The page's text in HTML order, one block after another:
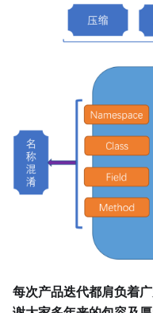
每次产品迭代都肩负着